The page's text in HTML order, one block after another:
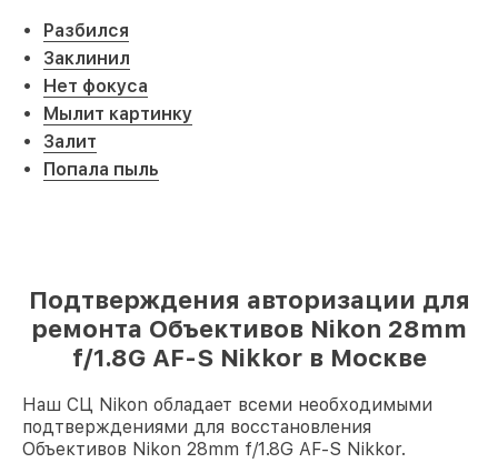
Разбился
Заклинил
Нет фокуса
Мылит картинку
Залит
Попала пыль
Подтверждения авторизации для
ремонта Объективов Nikon 28mm
f/1.8G AF-S Nikkor в Москве
Наш СЦ Nikon обладает всеми необходимыми
подтверждениями для восстановления
Объективов Nikon 28mm f/1.8G AF-S Nikkor.